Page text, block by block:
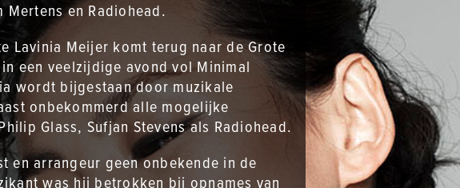
en Radiohead.
Lavinia Meijer komt terug naar de Grote
een veelzijdige avond vol Minimal
wordt bijgestaan door muzikale
onbekommerd alle mogelijke
Glass, Sufjan Stevens als Radiohead.
en arrangeur geen onbekende in de
was hij betrokken bij opnames van